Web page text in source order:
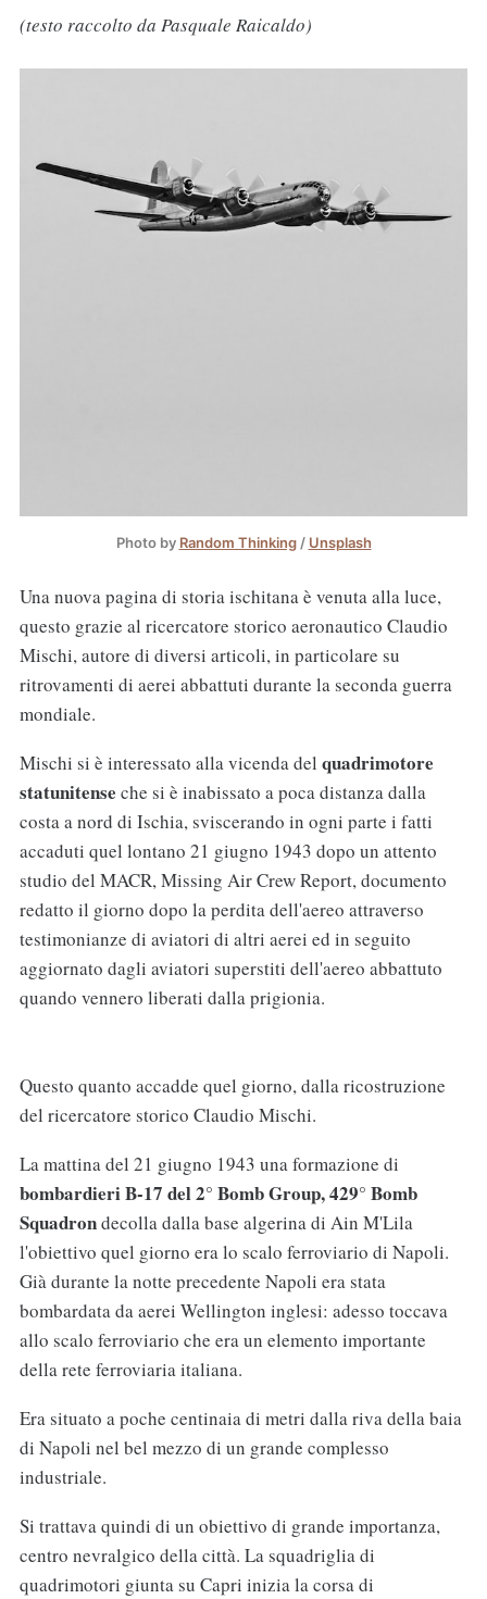
(testo raccolto da Pasquale Raicaldo)
Photo by Random Thinking/ Unsplash
Una nuova pagina di storia ischitana è venuta alla luce,
questo grazie al ricercatore storico aeronautico Claudio
Mischi, autore di diversi articoli, in particolare su
ritrovamenti di aerei abbattuti durante la seconda guerra
mondiale.
Mischi si è interessato alla vicenda del quadrimotore
statunitense che si è inabissato a poca distanza dalla
costa a nord di Ischia, sviscerando in ogni parte i fatti
accaduti quel lontano 21 giugno 1943 dopo un attento
studio del MACR, Missing Air Crew Report, documento
redatto il giorno dopo la perdita dell'aereo attraverso
testimonianze di aviatori di altri aerei ed in seguito
aggiornato dagli aviatori superstiti dell'aereo abbattuto
quando vennero liberati dalla prigionia.
Questo quanto accadde quel giorno, dalla ricostruzione
del ricercatore storico Claudio Mischi.
La mattina del 21 giugno 1943 una formazione di
bombardieri B-17 del 2° Bomb Group, 429° Bomb
Squadrondecolla dalla base algerina di Ain M'Lila
l'obiettivo quel giorno era lo scalo ferroviario di Napoli.
Già durante la notte precedente Napoli era stata
bombardata da aerei Wellington inglesi: adesso toccava
allo scalo ferroviario che era un elemento importante
della rete ferroviaria italiana.
Era situato a poche centinaia di metri dalla riva della baia
di Napoli nel bel mezzo di un grande complesso
industriale.
Si trattava quindi di un obiettivo di grande importanza,
centro nevralgico della città. La squadriglia di
quadrimotori giunta su Capri inizia la corsa di